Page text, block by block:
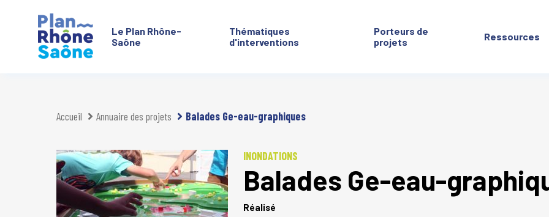
Le Plan Rhône-
Saône
Thématiques
d'interventions
Porteurs de
projets
Ressources
Accueil Annuaire des projets Balades Ge-eau-graphiques
INONDATIONS
Balades Ge-eau-
Réalisé